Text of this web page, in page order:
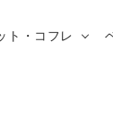
ト・コフレ